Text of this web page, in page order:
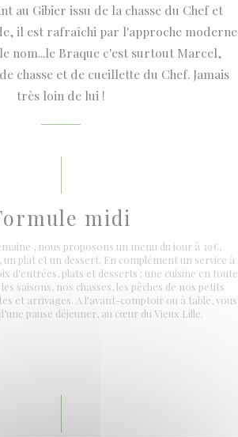
au Gibier issu de la chasse du Chef et
il est rafraîchi par l'approche moderne
nom...le Braque c'est surtout Marcel,
chasse et de cueillette du Chef. Jamais
très loin de lui !
midi
, nous proposons un menu du jour à 39€,
plat et un dessert. En complément un service à
d'entrées, plats et desserts : une cuisine en toute
saisons, nos chasses, les pêches de nos petits
et arrivages. A l'avant-comptoir ou à table, vous
pause déjeuner, au cœur du Vieux Lille.